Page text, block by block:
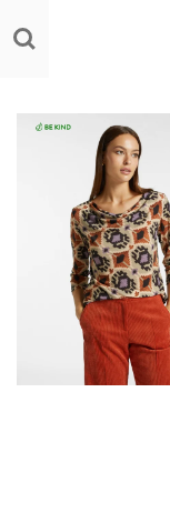
direct
hoofdinhoud